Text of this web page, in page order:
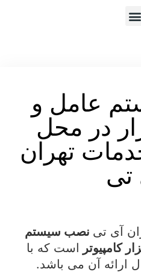
عامل و
در محل
تهران
تی
آی تی نصب سیستم
کامپیوتر است که با
ارائه آن می باشد.